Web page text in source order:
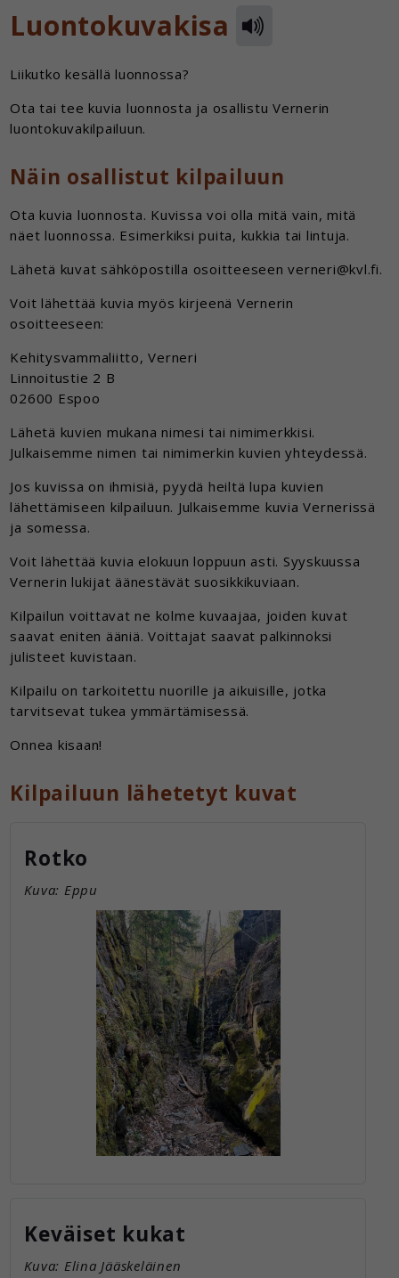
Luontokuvakisa
Liikutko kesällä luonnossa?
Ota tai tee kuvia luonnosta ja osallistu Vernerin
luontokuvakilpailuun.
Näin osallistut kilpailuun
Ota kuvia luonnosta. Kuvissa voi olla mitä vain, mitä
näet luonnossa. Esimerkiksi puita, kukkia tai lintuja.
Lähetä kuvat sähköpostilla osoitteeseen verneri@kvl.fi.
Voit lähettää kuvia myös kirjeenä Vernerin
osoitteeseen:
Kehitysvammaliitto, Verneri
Linnoitustie 2 B
02600 Espoo
Lähetä kuvien mukana nimesi tai nimimerkkisi.
Julkaisemme nimen tai nimimerkin kuvien yhteydessä.
Jos kuvissa on ihmisiä, pyydä heiltä lupa kuvien
lähettämiseen kilpailuun. Julkaisemme kuvia Vernerissä
ja somessa.
Voit lähettää kuvia elokuun loppuun asti. Syyskuussa
Vernerin lukijat äänestävät suosikkikuviaan.
Kilpailun voittavat ne kolme kuvaajaa, joiden kuvat
saavat eniten ääniä. Voittajat saavat palkinnoksi
julisteet kuvistaan.
Kilpailu on tarkoitettu nuorille ja aikuisille, jotka
tarvitsevat tukea ymmärtämisessä.
Onnea kisaan!
Kilpailuun lähetetyt kuvat
Rotko
Kuva: Eppu
Keväiset kukat
Kuva: Elina Jääskeläinen